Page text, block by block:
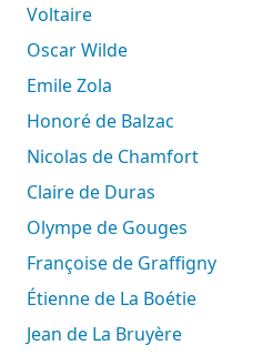
Voltaire
Oscar Wilde
Emile Zola
Honoré de Balzac
Nicolas de Chamfort
Claire de Duras
Olympe de Gouges
Françoise de Graffigny
Étienne de La Boétie
Jean de La Bruyère